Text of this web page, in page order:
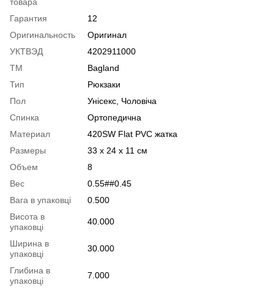
Гарантия
12
Оригинальность
Оригинал
УКТВЭД
4202911000
ТМ
Bagland
Тип
Рюкзаки
Пол
Унісекс, Чоловіча
Спинка
Ортопедична
Материал
420SW Flat PVC жатка
Размеры
33 x 24 x 11 см
Объем
8
Вес
0.55##0.45
Вага в упаковці
0.500
Висота в
упаковці
40.000
Ширина в
упаковці
30.000
Глибина в
упаковці
7.000